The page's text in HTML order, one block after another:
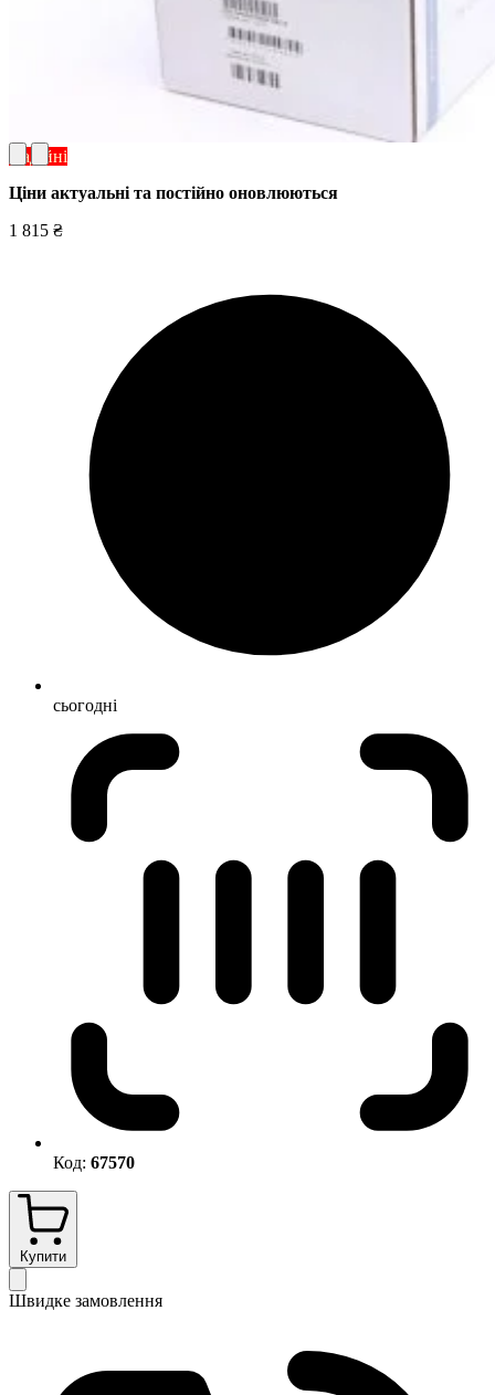
Надійні
Ціни актуальні та постійно оновлюються
1 815 ₴
сьогодні
Код: 67570
Купити
Швидке замовлення